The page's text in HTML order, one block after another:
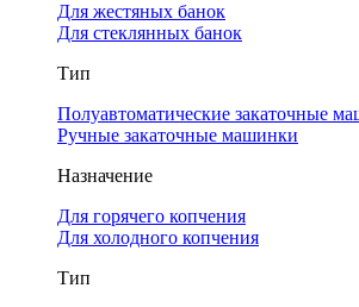
Для жестяных банок
Для стеклянных банок
Тип
Полуавтоматические закаточные
Ручные закаточные машинки
Назначение
Для горячего копчения
Для холодного копчения
Тип